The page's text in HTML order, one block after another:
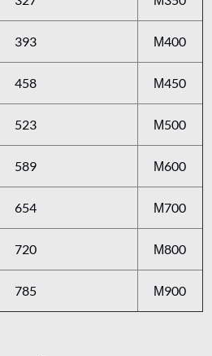
393 М400
458 М450
523 М500
589 М600
654 М700
720 М800
785 М900